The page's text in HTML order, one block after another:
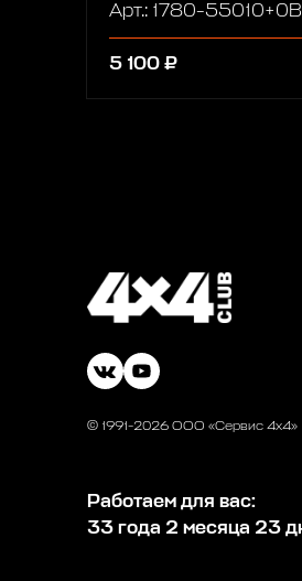
Арт.: 1780-55010+0B
5 100 ₽
© 1991-2026 ООО «Сервис 4х4»
Работаем для вас:
33 года 2 месяца 23